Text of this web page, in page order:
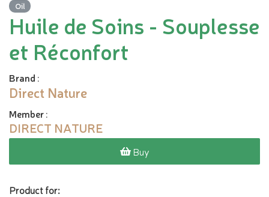
Oil
Huile de Soins - Souplesse
et Réconfort
Brand :
Direct Nature
Member:
DIRECT NATURE
Buy
Product for: